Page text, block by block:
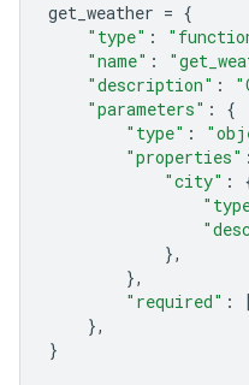
get_weather = {
"type" :
"name" :
"description" :
"parameters" :
{
"type" :
"properties" :
"city" :
},
},
"required" :
},
}